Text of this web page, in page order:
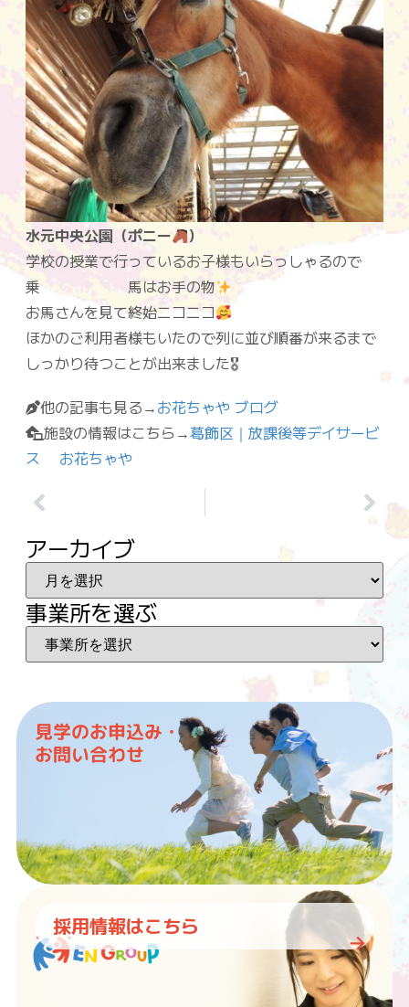
水元中央公園（ポニー
）
学校の授業で行っているお子様もいらっしゃるので
乗 馬はお手の物
お馬さんを見て終始ニコニコ
ほかのご利用者様もいたので列に並び順番が来るまで
しっかり待つことが出来ました🎖
他の記事も見る→お花ちゃや ブログ
施設の情報はこちら→葛飾区｜放課後等デイサービ
ス お花ちゃや
アーカイブ
事業所を選ぶ
見学のお申込み・
お問い合わせ
採用情報はこちら